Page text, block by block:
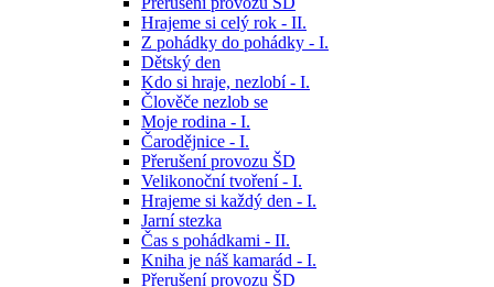
Hrajeme si celý rok - II.
Z pohádky do pohádky - I.
Dětský den
Kdo si hraje, nezlobí - I.
Člověče nezlob se
Moje rodina - I.
Čarodějnice - I.
Přerušení provozu ŠD
Velikonoční tvoření - I.
Hrajeme si každý den - I.
Jarní stezka
Čas s pohádkami - II.
Kniha je náš kamarád - I.
Přerušení provozu ŠD